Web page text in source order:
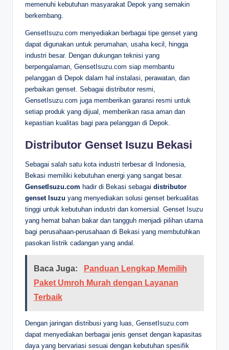
memenuhi kebutuhan masyarakat Depok yang semakin
berkembang.
GensetIsuzu.com menyediakan berbagai tipe genset yang
dapat digunakan untuk perumahan, usaha kecil, hingga
industri besar. Dengan dukungan teknisi yang
berpengalaman, GensetIsuzu.com siap membantu
pelanggan di Depok dalam hal instalasi, perawatan, dan
perbaikan genset. Sebagai distributor resmi,
GensetIsuzu.com juga memberikan garansi resmi untuk
setiap produk yang dijual, memberikan rasa aman dan
kepastian kualitas bagi para pelanggan di Depok.
Distributor Genset Isuzu Bekasi
Sebagai salah satu kota industri terbesar di Indonesia,
Bekasi memiliki kebutuhan energi yang sangat besar.
GensetIsuzu.com hadir di Bekasi sebagai distributor
genset Isuzu yang menyediakan solusi genset berkualitas
tinggi untuk kebutuhan industri dan komersial. Genset Isuzu
yang hemat bahan bakar dan tangguh menjadi pilihan utama
bagi perusahaan-perusahaan di Bekasi yang membutuhkan
pasokan listrik cadangan yang andal.
Baca Juga:
Panduan Lengkap Memilih
Paket Umroh Murah dengan Layanan
Terbaik
Dengan jaringan distribusi yang luas, GensetIsuzu.com
dapat menyediakan berbagai jenis genset dengan kapasitas
daya yang bervariasi sesuai dengan kebutuhan spesifik